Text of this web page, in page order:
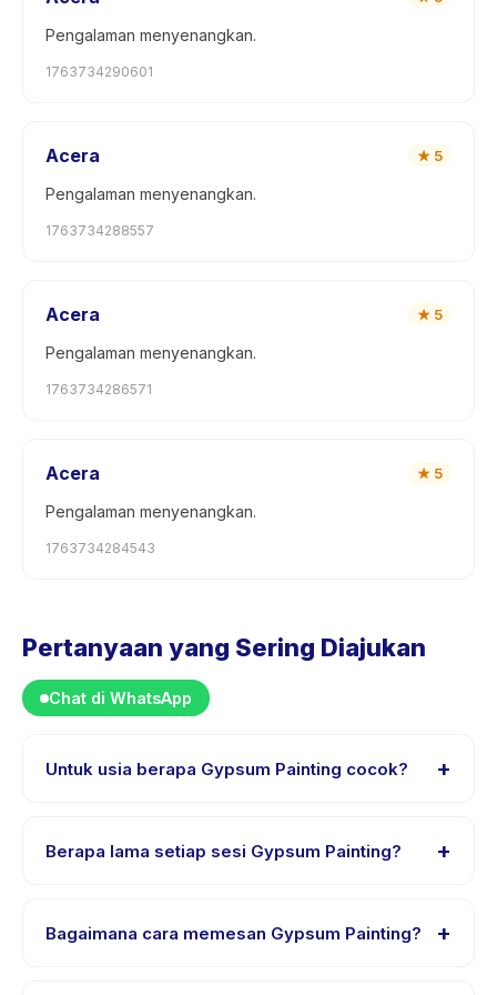
Pengalaman menyenangkan.
1763734290601
Acera ★ 5
Pengalaman menyenangkan.
1763734288557
Acera ★ 5
Pengalaman menyenangkan.
1763734286571
Acera ★ 5
Pengalaman menyenangkan.
1763734284543
Pertanyaan yang Sering Diajukan
Chat di WhatsApp
Untuk usia berapa Gypsum Painting cocok? +
tahun. Instruktur menyesuaikan program untuk berbagai
tingkat kemampuan dalam rentang usia ini sehingga
Berapa lama setiap sesi Gypsum Painting? +
Cek detail aktivitas untuk waktu pasti.
Bagaimana cara memesan Gypsum Painting? +